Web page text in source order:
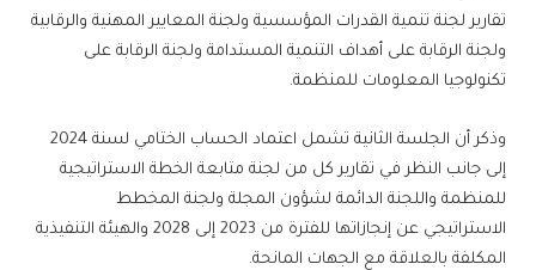
تقارير لجنة تنمية القدرات المؤسسية ولجنة المعايير المهنية والرقابية
ولجنة الرقابة على أهداف التنمية المستدامة ولجنة الرقابة على
تكنولوجيا المعلومات للمنظمة.
وذكر أن الجلسة الثانية تشمل اعتماد الحساب الختامي لسنة 2024
إلى جانب النظر في تقارير كل من لجنة متابعة الخطة الاستراتيجية
للمنظمة واللجنة الدائمة لشؤون المجلة ولجنة المخطط
الاستراتيجي عن إنجازاتها للفترة من 2023 إلى 2028 والهيئة التنفيذية
المكلفة بالعلاقة مع الجهات المانحة.